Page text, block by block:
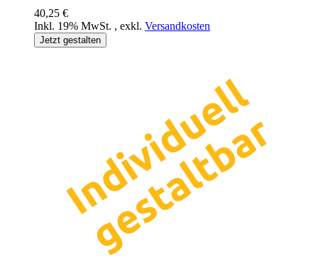
40,25 €
Inkl. 19% MwSt. , exkl. Versandkosten
Jetzt gestalten